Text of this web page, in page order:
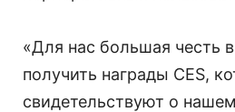
«Для нас большая честь
получить награды CES,
свидетельствуют о